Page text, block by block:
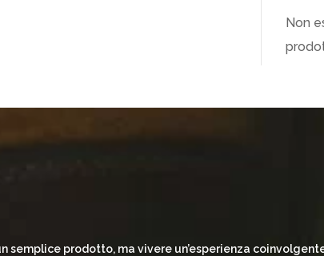
Non
prodotto, ma vivere un’esperienza